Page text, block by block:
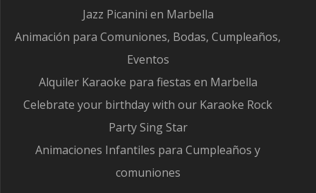
Jazz Picanini en Marbella
Animación para Comuniones, Bodas, Cumpleaños,
Eventos
Alquiler Karaoke para fiestas en Marbella
Celebrate your birthday with our Karaoke Rock
Party Sing Star
Animaciones Infantiles para Cumpleaños y
comuniones